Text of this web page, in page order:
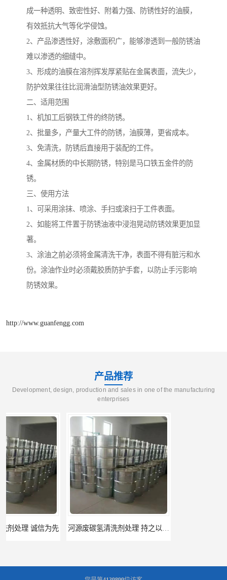
成一种透明、致密性好、附着力强、防锈性好的油膜，
有效抵抗大气等化学侵蚀。
2、产品渗透性好，涂敷面积广，能够渗透到一般防锈油
难以渗透的细缝中。
3、形成的油膜在溶剂挥发厚紧贴在金属表面，流失少，
防护效果往往比润滑油型防锈油效果更好。
二、适用范围
1、机加工后钢铁工件的终防锈。
2、批量多，产量大工件的防锈，油膜薄，更省成本。
3、免清洗，防锈后直接用于装配的工件。
4、金属材质的中长期防锈，特别是马口铁五金件的防
锈。
三、使用方法
1、可采用涂抹、喷涂、手扫或滚扫于工件表面。
2、如能将工件置于防锈油液中浸泡晃动防锈效果更加显
著。
3、涂油之前必须将金属清洗干净，表面不得有脏污和水
份。涂油作业时必须戴胶质防护手套，以防止手污影响
防锈效果。
http://www.guanfengg.com
产品推荐
Development, design, production and sales in one of the manufacturing
enterprises
河源废碳氢清洗剂处理 持之以恒为客户服务